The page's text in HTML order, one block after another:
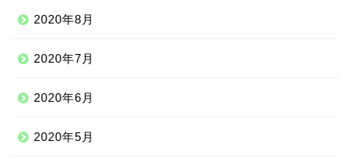
2020年8月
2020年7月
2020年6月
2020年5月